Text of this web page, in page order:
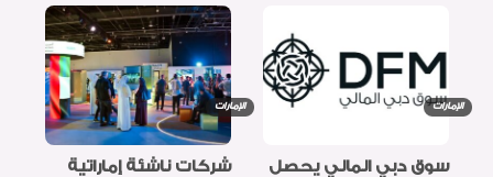
الإمارات
شركات ناشئة إماراتية
الإمارات
سوق دبي المالي يحصل